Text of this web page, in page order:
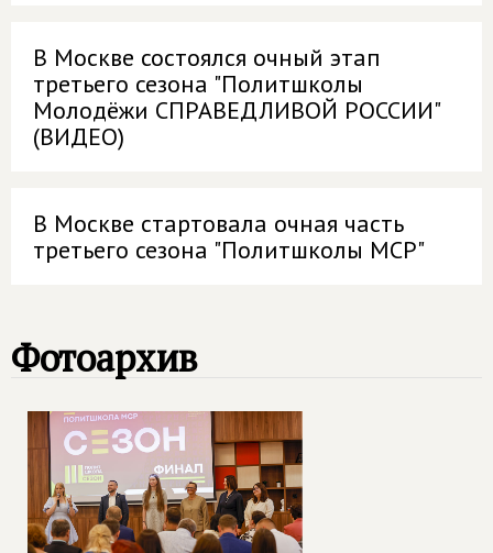
В Москве состоялся очный этап
третьего сезона "Политшколы
Молодёжи СПРАВЕДЛИВОЙ РОССИИ"
(ВИДЕО)
В Москве стартовала очная часть
третьего сезона "Политшколы МСР"
Фотоархив